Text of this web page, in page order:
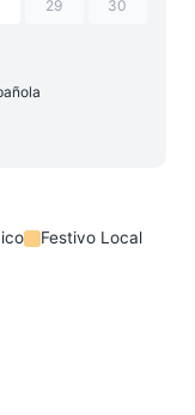
29 30
Festivo Local